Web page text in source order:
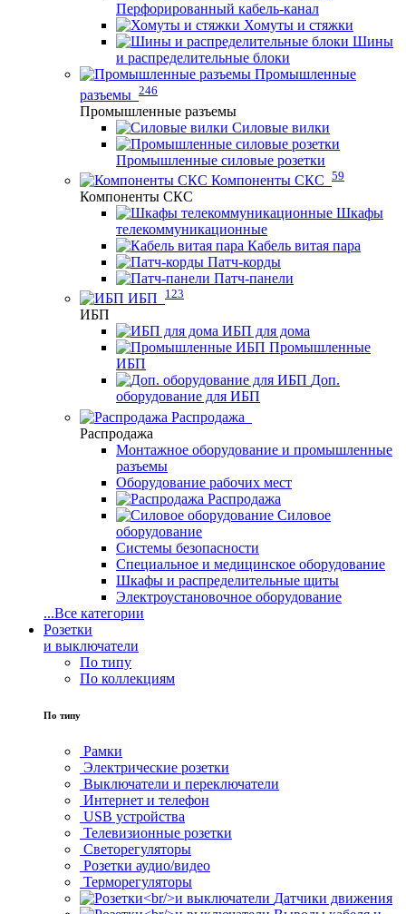
Перфорированный кабель-канал
Хомуты и стяжки
Шины
и распределительные блоки
Промышленные
разъемы 246
Промышленные разъемы
Силовые вилки
Промышленные силовые розетки
Компоненты СКС 59
Компоненты СКС
Шкафы
телекоммуникационные
Кабель витая пара
Патч-корды
Патч-панели
ИБП
123
ИБП
ИБП для дома
Промышленные
ИБП
Доп.
оборудование для ИБП
Распродажа
Распродажа
Монтажное оборудование и промышленные
разъемы
Оборудование рабочих мест
Распродажа
Силовое
оборудование
Системы безопасности
Специальное и медицинское оборудование
Шкафы и распределительные щиты
Электроустановочное оборудование
...Все категории
Розетки
и выключатели
По типу
По коллекциям
По типу
Рамки
Электрические розетки
Выключатели и переключатели
Интернет и телефон
USB устройства
Телевизионные розетки
Светорегуляторы
Розетки аудио/видео
Терморегуляторы
Датчики движения